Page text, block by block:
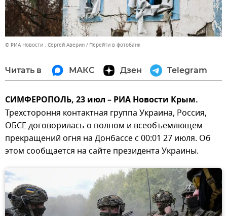
© РИА Новости . Сергей Аверин Перейти в фотобанк
Читать в МАКС Дзен Telegram
СИМФЕРОПОЛЬ, 23 июл – РИА Новости Крым.
Трехстороння контактная группа Украина, Россия,
ОБСЕ договорилась о полном и всеобъемлющем
прекращений огня на Донбассе с 00:01 27 июля. Об
этом сообщается на сайте президента Украины.